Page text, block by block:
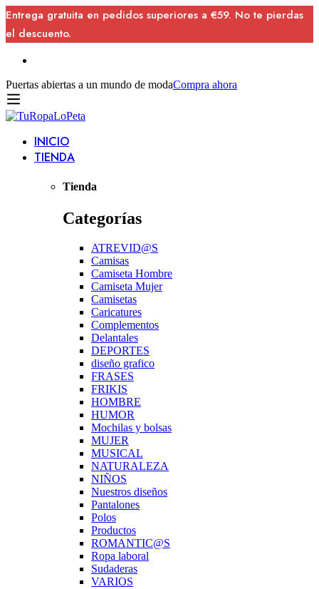
Entrega gratuita en pedidos superiores a €59. No te pierdas
el descuento.
Puertas abiertas a un mundo de modaCompra ahora
INICIO
TIENDA
Tienda
Categorías
ATREVID@S
Camisas
Camiseta Hombre
Camiseta Mujer
Camisetas
Caricatures
Complementos
Delantales
DEPORTES
diseño grafico
FRASES
FRIKIS
HOMBRE
HUMOR
Mochilas y bolsas
MUJER
MUSICAL
NATURALEZA
NIÑOS
Nuestros diseños
Pantalones
Polos
Productos
ROMANTIC@S
Ropa laboral
Sudaderas
VARIOS